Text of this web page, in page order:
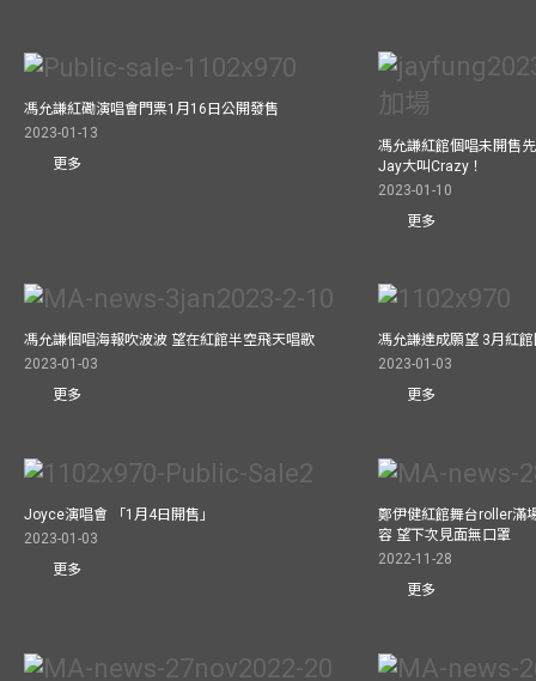
馮允謙紅磡演唱會門票1月16日公開發售
2023-01-13
更多
馮允謙紅館個唱未開售
Jay大叫Crazy！
2023-01-10
更多
馮允謙個唱海報吹波波 望在紅館半空飛天唱歌
2023-01-03
更多
馮允謙達成願望 3月紅
2023-01-03
更多
Joyce演唱會 「1月4日開售」
2023-01-03
更多
鄭伊健紅館舞台roller滿
容 望下次見面無口罩
2022-11-28
更多